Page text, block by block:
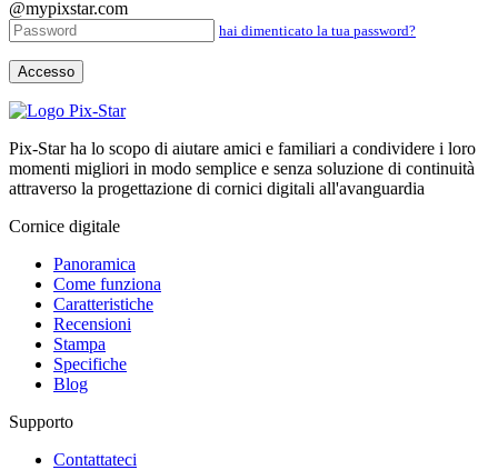
@mypixstar.com
hai dimenticato la tua password?
Accesso
Pix-Star ha lo scopo di aiutare amici e familiari a condividere i loro
momenti migliori in modo semplice e senza soluzione di continuità
attraverso la progettazione di cornici digitali all'avanguardia
Cornice digitale
Panoramica
Come funziona
Caratteristiche
Recensioni
Stampa
Specifiche
Blog
Supporto
Contattateci